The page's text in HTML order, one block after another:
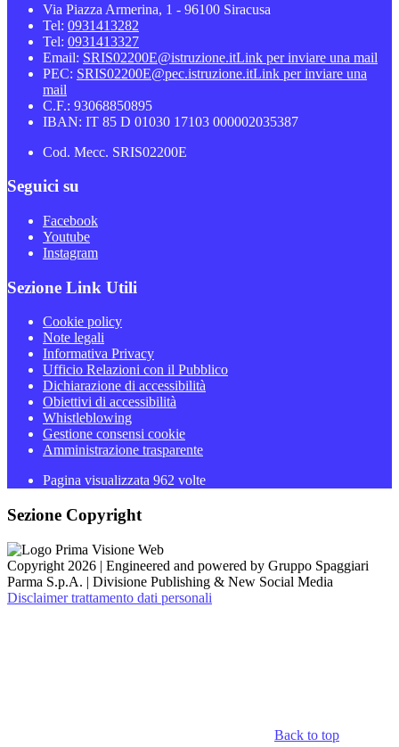
Via Piazza Armerina, 1 - 96100 Siracusa
Tel: 0931413282
Tel: 0931413327
Email: SRIS02200E@istruzione.itLink per inviare una mail
PEC: SRIS02200E@pec.istruzione.itLink per inviare una
mail
C.F.: 93068850895
IBAN: IT 85 D 01030 17103 000002035387
Cod. Mecc. SRIS02200E
Seguici su
Facebook
Youtube
Instagram
Sezione Link Utili
Cookie policy
Note legali
Informativa Privacy
Ufficio Relazioni con il Pubblico
Dichiarazione di accessibilità
Obiettivi di accessibilità
Whistleblowing
Gestione consensi cookie
Amministrazione trasparente
Pagina visualizzata 962 volte
Sezione Copyright
Copyright 2026 | Engineered and powered by Gruppo Spaggiari
Parma S.p.A. | Divisione Publishing & New Social Media
Disclaimer trattamento dati personali
Back to top